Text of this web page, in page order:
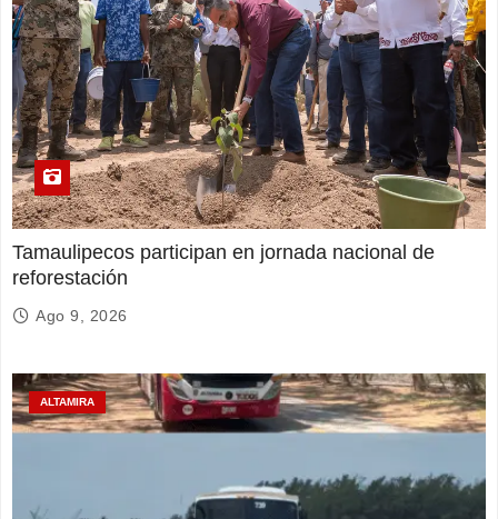
Tamaulipecos participan en jornada nacional de
reforestación
Ago 9, 2026
ALTAMIRA